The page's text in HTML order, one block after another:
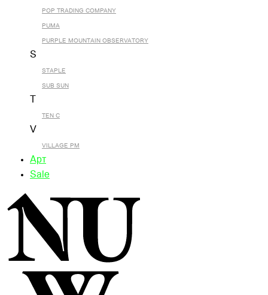
POP TRADING COMPANY
PUMA
PURPLE MOUNTAIN OBSERVATORY
S
STAPLE
SUB SUN
TEN C
V
VILLAGE PM
Арт
Sale